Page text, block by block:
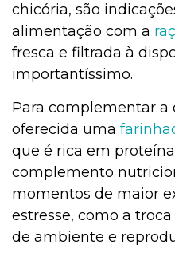
chicória, são
alimentação com a
fresca e filtrada à
importantíssimo.
Para complementar a
oferecida uma
que é rica em
complemento
momentos de maior
estresse, como a
de ambiente e